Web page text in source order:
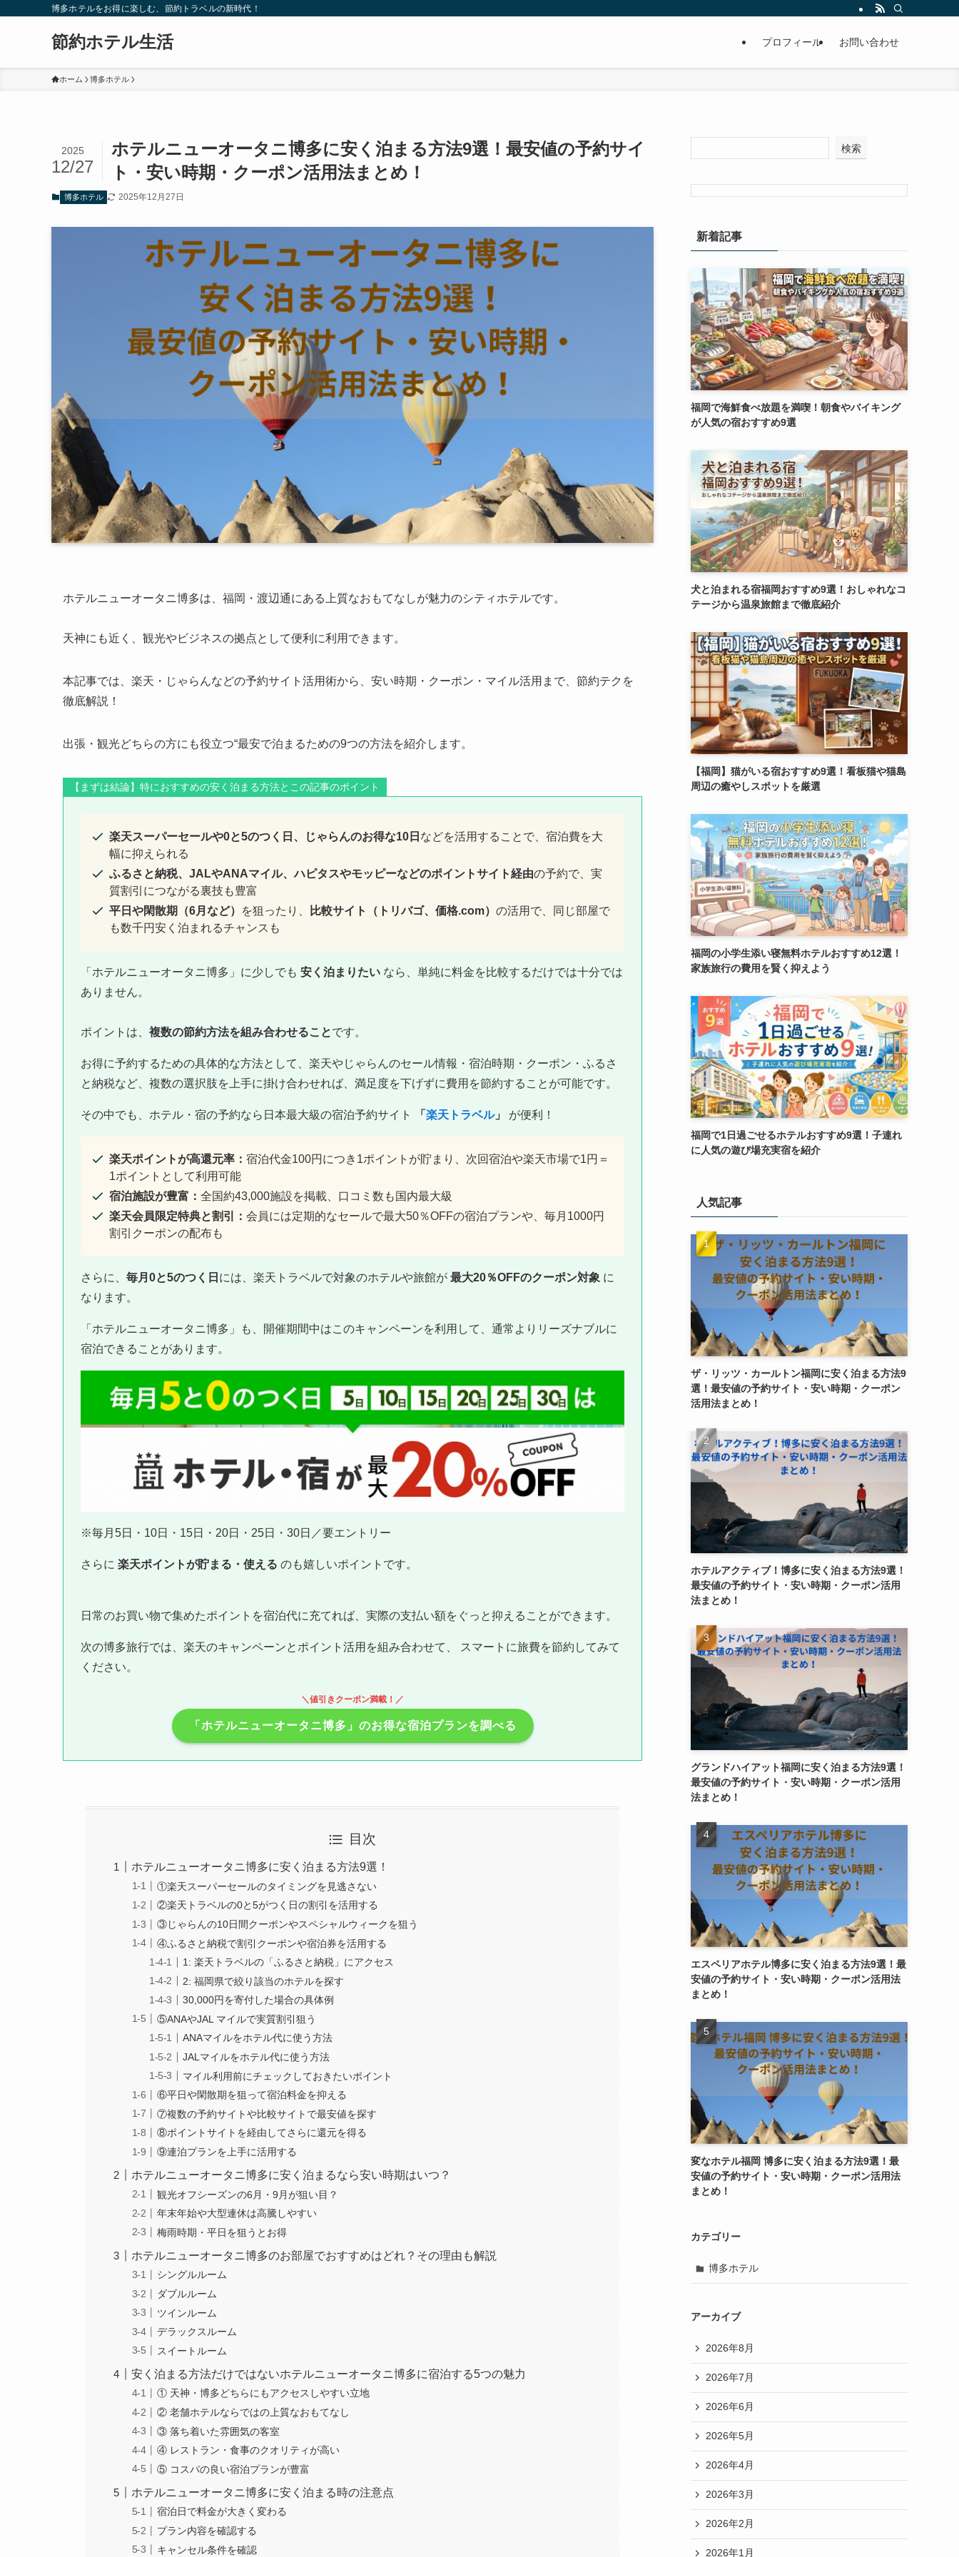
博多ホテルをお得に楽しむ、節約トラベルの新時代！
節約ホテル生活 プロフィール お問い合わせ
ホーム 博多ホテル
ホテルニューオータニ博多に安く泊まる方法9選！最安値の予約サイ
ト・安い時期・クーポン活用法まとめ！
2025
12/27
博多ホテル 2025年12月27日
ホテルニューオータニ博多は、福岡・渡辺通にある上質なおもてなしが魅力のシティホテルです。
天神にも近く、観光やビジネスの拠点として便利に利用できます。
本記事では、楽天・じゃらんなどの予約サイト活用術から、安い時期・クーポン・マイル活用まで、節約テクを
徹底解説！
出張・観光どちらの方にも役立つ“最安で泊まるための9つの方法を紹介します。
【まずは結論】特におすすめの安く泊まる方法とこの記事のポイント
楽天スーパーセールや0と5のつく日、じゃらんのお得な10日 などを活用することで、宿泊費を大
幅に抑えられる
ふるさと納税、JALやANAマイル、ハピタスやモッピーなどのポイントサイト経由の予約で、実
質割引につながる裏技も豊富
平日や閑散期（6月など）
を狙ったり、 比較サイト（トリバゴ、価格.com） の活用で、同じ部屋で
も数千円安く泊まれるチャンスも
「ホテルニューオータニ博多」に少しでも 安く泊まりたい なら、単純に料金を比較するだけでは十分では
ありません。
ポイントは、 複数の節約方法を組み合わせることです。
お得に予約するための具体的な方法として、楽天やじゃらんのセール情報・宿泊時期・クーポン・ふるさ
と納税など、複数の選択肢を上手に掛け合わせれば、満足度を下げずに費用を節約することが可能です。
その中でも、ホテル・宿の予約なら日本最大級の宿泊予約サイト 「 楽天トラベル」 が便利！
楽天ポイントが高還元率： 宿泊代金100円につき1ポイントが貯まり、次回宿泊や楽天市場で1円＝
1ポイントとして利用可能
宿泊施設が豊富： 全国約43,000施設を掲載、口コミ数も国内最大級
楽天会員限定特典と割引： 会員には定期的なセールで最大50％OFFの宿泊プランや、毎月1000円
割引クーポンの配布も
さらに、 毎月0と5のつく日 には、楽天トラベルで対象のホテルや旅館が 最大20％OFFのクーポン対象 に
なります。
「ホテルニューオータニ博多」も、開催期間中はこのキャンペーンを利用して、通常よりリーズナブルに
宿泊できることがあります。
※毎月5日・10日・15日・20日・25日・30日／要エントリー
さらに 楽天ポイントが貯まる・使える のも嬉しいポイントです。
日常のお買い物で集めたポイントを宿泊代に充てれば、実際の支払い額をぐっと抑えることができます。
次の博多旅行では、楽天のキャンペーンとポイント活用を組み合わせて、 スマートに旅費を節約してみて
ください。
＼値引きクーポン満載！／
「ホテルニューオータニ博多」のお得な宿泊プランを調べる
目次
ホテルニューオータニ博多に安く泊まる方法9選！
①楽天スーパーセールのタイミングを見逃さない
②楽天トラベルの0と5がつく日の割引を活用する
③じゃらんの10日間クーポンやスペシャルウィークを狙う
④ふるさと納税で割引クーポンや宿泊券を活用する
1: 楽天トラベルの「ふるさと納税」にアクセス
2: 福岡県で絞り該当のホテルを探す
30,000円を寄付した場合の具体例
⑤ANAやJAL マイルで実質割引狙う
ANAマイルをホテル代に使う方法
JALマイルをホテル代に使う方法
マイル利用前にチェックしておきたいポイント
⑥平日や閑散期を狙って宿泊料金を抑える
⑦複数の予約サイトや比較サイトで最安値を探す
⑧ポイントサイトを経由してさらに還元を得る
⑨連泊プランを上手に活用する
ホテルニューオータニ博多に安く泊まるなら安い時期はいつ？
観光オフシーズンの6月・9月が狙い目？
年末年始や大型連休は高騰しやすい
梅雨時期・平日を狙うとお得
ホテルニューオータニ博多のお部屋でおすすめはどれ？その理由も解説
シングルルーム
ダブルルーム
ツインルーム
デラックスルーム
スイートルーム
安く泊まる方法だけではないホテルニューオータニ博多に宿泊する5つの魅力
① 天神・博多どちらにもアクセスしやすい立地
② 老舗ホテルならではの上質なおもてなし
③ 落ち着いた雰囲気の客室
④ レストラン・食事のクオリティが高い
⑤ コスパの良い宿泊プランが豊富
ホテルニューオータニ博多に安く泊まる時の注意点
宿泊日で料金が大きく変わる
プラン内容を確認する
キャンセル条件を確認
検索
新着記事
福岡で海鮮食べ放題を満喫！朝食やバイキング
が人気の宿おすすめ9選
犬と泊まれる宿福岡おすすめ9選！おしゃれなコ
テージから温泉旅館まで徹底紹介
【福岡】猫がいる宿おすすめ9選！看板猫や猫島
周辺の癒やしスポットを厳選
福岡の小学生添い寝無料ホテルおすすめ12選！
家族旅行の費用を賢く抑えよう
福岡で1日過ごせるホテルおすすめ9選！子連れ
に人気の遊び場充実宿を紹介
人気記事
ザ・リッツ・カールトン福岡に安く泊まる方法9
選！最安値の予約サイト・安い時期・クーポン
活用法まとめ！
ホテルアクティブ！博多に安く泊まる方法9選！
最安値の予約サイト・安い時期・クーポン活用
法まとめ！
グランドハイアット福岡に安く泊まる方法9選！
最安値の予約サイト・安い時期・クーポン活用
法まとめ！
エスペリアホテル博多に安く泊まる方法9選！最
安値の予約サイト・安い時期・クーポン活用法
まとめ！
変なホテル福岡 博多に安く泊まる方法9選！最
安値の予約サイト・安い時期・クーポン活用法
まとめ！
カテゴリー
博多ホテル
アーカイブ
2026年8月
2026年7月
2026年6月
2026年5月
2026年4月
2026年3月
2026年2月
2026年1月